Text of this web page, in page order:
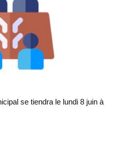
se tiendra le lundi 8 juin à